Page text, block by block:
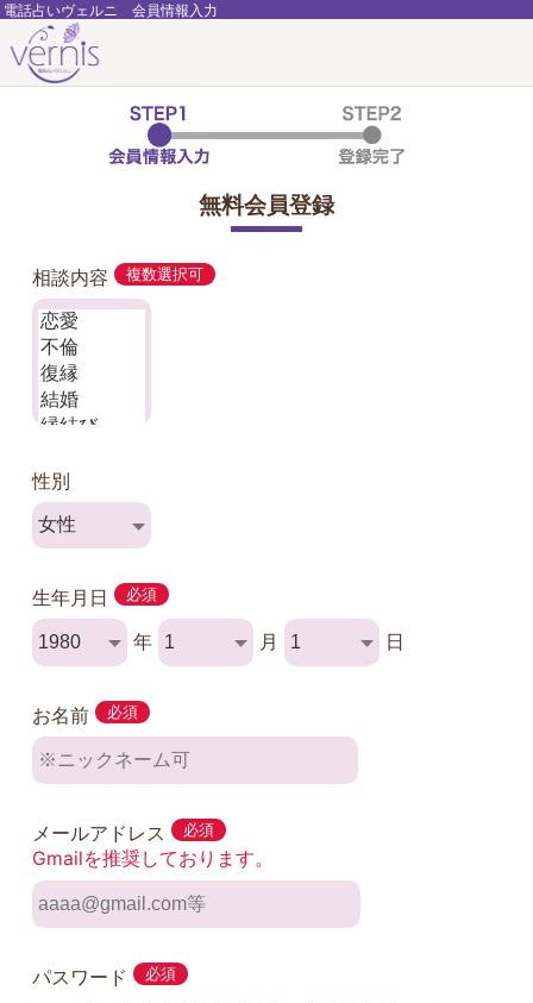
電話占いヴェルニ 会員情報入力
無料会員登録
相談内容 複数選択可
性別
生年月日 必須
年 月 日
お名前 必須
メールアドレス 必須
Gmailを推奨しております。
パスワード 必須